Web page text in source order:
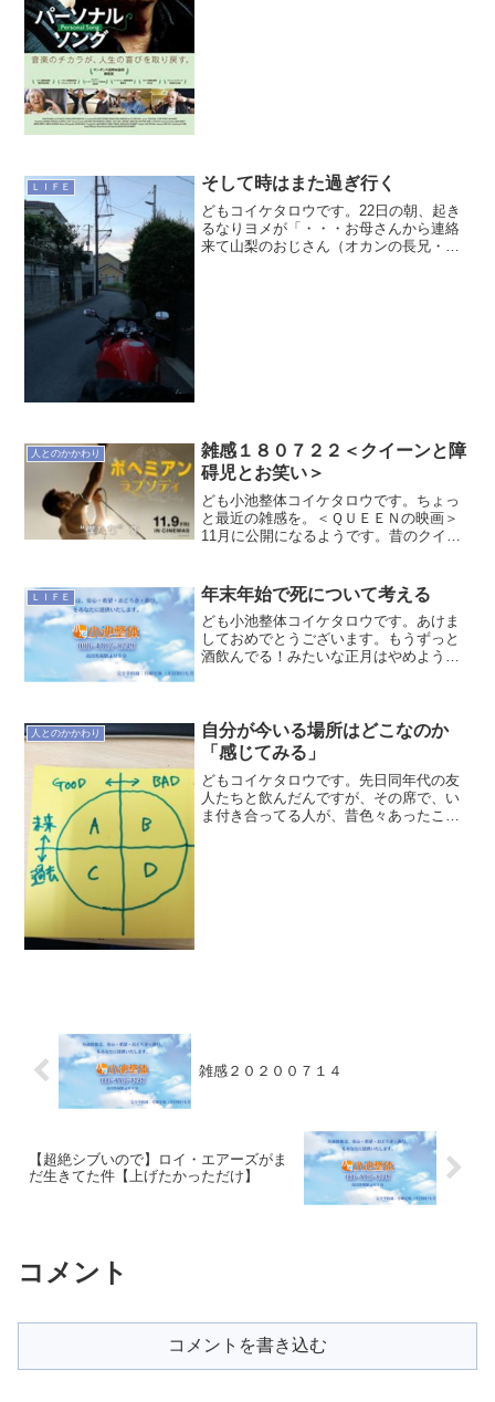
ＬＩＦＥ そして時はまた過ぎ行く
どもコイケタロウです。22日の朝、起き
るなりヨメが「・・・お母さんから連絡
来て山梨のおじさん（オカンの長兄・次
人とのかかわり
雑感１８０７２２＜クイーンと障
碍児とお笑い＞
ども小池整体コイケタロウです。ちょっ
と最近の雑感を。＜ＱＵＥＥＮの映画＞
11月に公開になるようです。昔のクイー
らしいので、最初「・・・えええ
～・・・」とは思ったのですが...
ＬＩＦＥ 年末年始で死について考える
ども小池整体コイケタロウです。あけま
しておめでとうございます。もうずっと
酒飲んでる！みたいな正月はやめよう！
う2020年の年明けを迎...
人とのかかわり
自分が今いる場所はどこなのか
「感じてみる」
どもコイケタロウです。先日同年代の友
人たちと飲んだんですが、その席で、い
ま付き合ってる人が、昔色々あったこっ
雑感２０２００７１４
【超絶シブいので】ロイ・エアーズがま
だ生きてた件【上げたかっただけ】
コメント
コメントを書き込む